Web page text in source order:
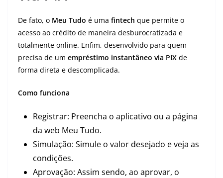
De fato, o Meu Tudo é uma fintech que permite o
acesso ao crédito de maneira desburocratizada e
totalmente online. Enfim, desenvolvido para quem
precisa de um empréstimo instantâneo via PIX de
forma direta e descomplicada.
Como funciona
Registrar: Preencha o aplicativo ou a página
da web Meu Tudo.
Simulação: Simule o valor desejado e veja as
condições.
Aprovação: Assim sendo, ao aprovar, o